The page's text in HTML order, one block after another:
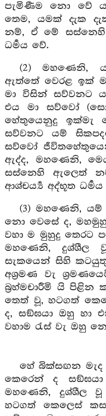
පැමිණීම නො වේ
තෙම, යමක් දැක
නම්, ඒ මේ
ධර්‍මය වේ.
(2) මහණෙනි,
ඇත්තේ වෙරළ ඉක්
මා විසින් සව්වනට
එය මා සව්වෝ
හේතුයෙනුදු
සව්වනට යම්
සව්වෝ
ඇද්ද, මහණෙනි,
සස්නෙහි ඇලෙත්
ආශ්චර්‍ය්‍ය අද්භූත ධර්‍මය
(3) මහණෙනි,
නො වෙසේ ද,
වහා ම මුහුදු තෙරට
මහණෙනි, දුශ්ශීල
සැකයෙන් සිහි
අශ්‍රමණ වැ
බ්‍රහ්මචාරීමි යි පිළින
තෙත් වූ, හටගත්
ද, සඞ්ඝයා ඔහු හා
වහාම රැස් වැ ඔහු
හේ බික්සඟන
කෙරෙන් ද
මහණෙනි, දුශ්ශීල වූ
හටගත් කෙලෙස්